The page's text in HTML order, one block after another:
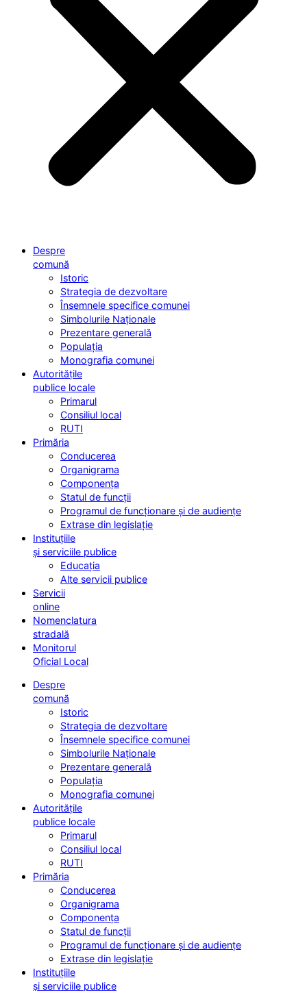
Despre
comună
Istoric
Strategia de dezvoltare
Însemnele specifice comunei
Simbolurile Naționale
Prezentare generală
Populația
Monografia comunei
Autoritățile
publice locale
Primarul
Consiliul local
RUTI
Primăria
Conducerea
Organigrama
Componența
Statul de funcții
Programul de funcționare și de audiențe
Extrase din legislație
Instituțiile
și serviciile publice
Educația
Alte servicii publice
Servicii
online
Nomenclatura
stradală
Monitorul
Oficial Local
Despre
comună
Istoric
Strategia de dezvoltare
Însemnele specifice comunei
Simbolurile Naționale
Prezentare generală
Populația
Monografia comunei
Autoritățile
publice locale
Primarul
Consiliul local
RUTI
Primăria
Conducerea
Organigrama
Componența
Statul de funcții
Programul de funcționare și de audiențe
Extrase din legislație
Instituțiile
și serviciile publice